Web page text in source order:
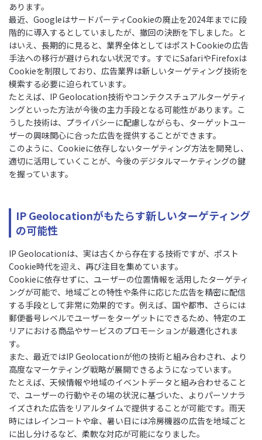
あります。
最近、GoogleはサードパーティCookieの廃止を2024年までに段
階的に導入するとしていましたが、撤回の決断を下しました。と
はいえ、長期的に見ると、業界全体としてはポストCookieの広告
手法への移行が避けられない状況です。すでにSafariやFirefoxは
Cookieを制限しており、広告業界は新しいターゲティング技術を
模索する必要に迫られています。
たとえば、IP Geolocation技術やコンテクスチュアルターゲティ
ングといった方法が今後の主力手段となる可能性があります。こ
うした技術は、プライバシーに配慮しながらも、ターゲットユー
ザーの興味関心に合った広告を提供することができます。
このように、Cookieに依存しないターゲティング方法を開発し、
適切に活用していくことが、今後のデジタルマーケティングの鍵
を握っています。
IP Geolocationがもたらす新しいターゲティング
の可能性
IP Geolocationは、実は古くから存在する技術ですが、ポスト
Cookie時代を迎え、再び注目を集めています。
Cookieに依存せずに、ユーザーの位置情報を活用したターゲティ
ングが可能で、地域ごとの特性や条件に応じた広告を精密に配信
する手段として非常に効果的です。例えば、国や都市、さらには
郵便番号レベルでユーザーをターゲットにできるため、特定のエ
リアにおける商品やサービスのプロモーションが最適化されま
す。
また、最近ではIP Geolocationが他の技術と組み合わされ、より
高度なマーケティング戦略が展開できるようになっています。
たとえば、天候情報や地域のイベントデータと組み合わせること
で、ユーザーの行動やその場の状況に基づいた、よりパーソナラ
イズされた広告をリアルタイムで提供することが可能です。雨天
時にはレインコートや傘、暑い日には冷房機器の広告を地域ごと
に出し分けるなど、柔軟な対応が可能になりました。